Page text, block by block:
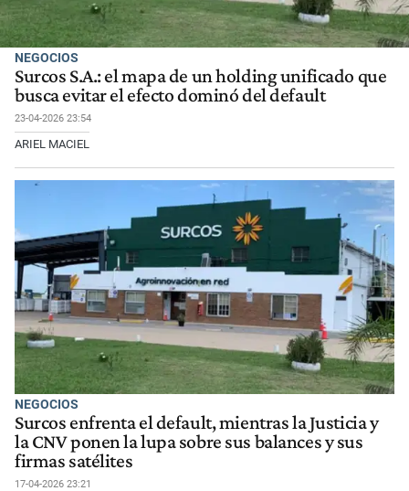
NEGOCIOS
Surcos S.A.: el mapa de un holding unificado que
busca evitar el efecto dominó del default
23-04-2026 23:54
ARIEL MACIEL
NEGOCIOS
Surcos enfrenta el default, mientras la Justicia y
la CNV ponen la lupa sobre sus balances y sus
firmas satélites
17-04-2026 23:21